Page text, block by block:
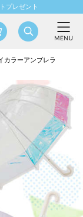
プレゼント
カラーアンブレラ